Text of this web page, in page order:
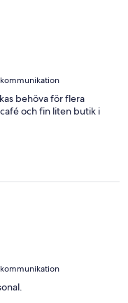
behöva för flera
och fin liten butik i